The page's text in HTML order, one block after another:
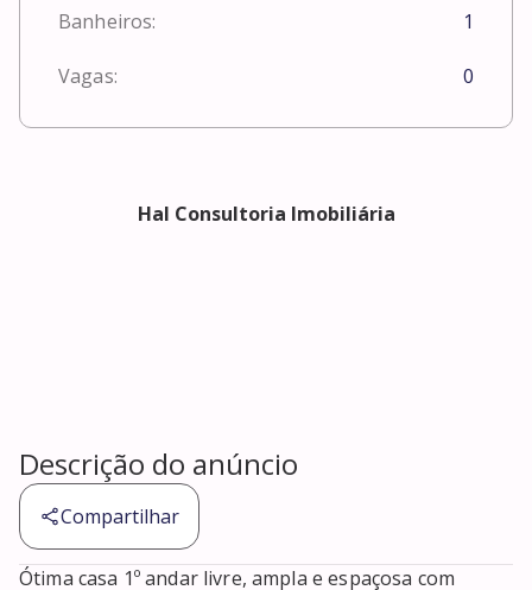
Banheiros: 1
Vagas: 0
Hal Consultoria Imobiliária
Descrição do anúncio
Compartilhar
Ótima casa 1º andar livre, ampla e espaçosa com